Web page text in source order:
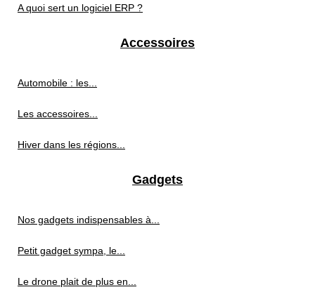
A quoi sert un logiciel ERP ?
Accessoires
Automobile : les...
Les accessoires...
Hiver dans les régions...
Gadgets
Nos gadgets indispensables à...
Petit gadget sympa, le...
Le drone plait de plus en...